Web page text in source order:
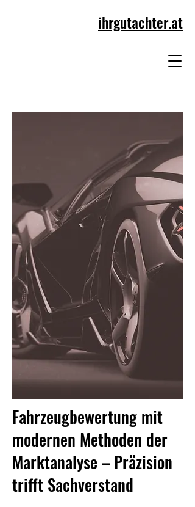
ihrgutachter.at
Fahrzeugbewertung mit
modernen Methoden der
Marktanalyse – Präzision
trifft Sachverstand